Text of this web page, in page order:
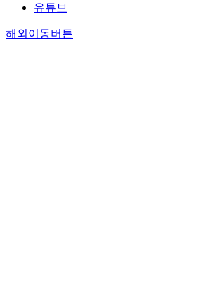
유튜브
해외이동버튼